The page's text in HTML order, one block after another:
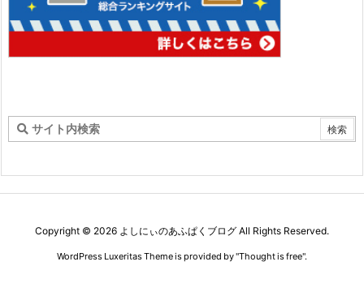
Copyright © 2026 よしにぃのあふぱくブログ All Rights Reserved.
WordPress Luxeritas Theme is provided by "Thought is free".